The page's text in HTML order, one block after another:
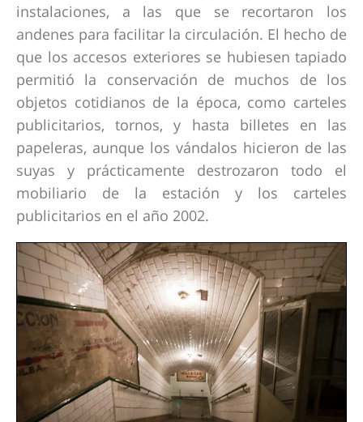
instalaciones, a las que se recortaron los
andenes para facilitar la circulación. El hecho de
que los accesos exteriores se hubiesen tapiado
permitió la conservación de muchos de los
objetos cotidianos de la época, como carteles
publicitarios, tornos, y hasta billetes en las
papeleras, aunque los vándalos hicieron de las
suyas y prácticamente destrozaron todo el
mobiliario de la estación y los carteles
publicitarios en el año 2002.